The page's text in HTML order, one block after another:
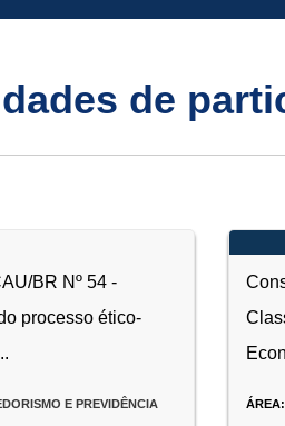
de
BR Nº 54 -
processo ético-
E PREVIDÊNCIA ÁREA: